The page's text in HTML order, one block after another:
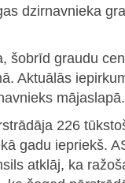
dzirnavnieka
šobrīd graudu
Aktuālās
mājaslapā.
226
gadu iepriekš.
atklāj, ka